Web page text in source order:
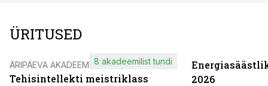
ÜRITUSED
ÄRIPÄEVA AKADEEMIA
Tehisintellekti meistriklass
8 akadeemilist tundi
2026